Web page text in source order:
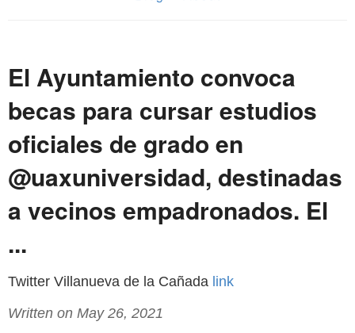
El Ayuntamiento convoca
becas para cursar estudios
oficiales de grado en
@uaxuniversidad, destinadas
a vecinos empadronados. El
...
Twitter Villanueva de la Cañada link
Written on May 26, 2021